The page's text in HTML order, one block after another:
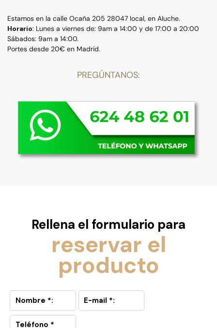
Estamos en la calle Ocaña 205 28047 local, en Aluche.
Horario: Lunes a viernes de: 9am a 14:00 y de 17:00 a 20:00
Sábados: 9am a 14:00.
Portes desde 20€ en Madrid.
PREGÚNTANOS:
Rellena el formulario para
reservar el
producto